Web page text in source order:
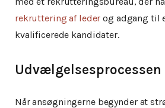
rekruttering af leder og adgang til
kvalificerede kandidater.
Udvælgelsesprocessen
Når ansøgningerne begynder at